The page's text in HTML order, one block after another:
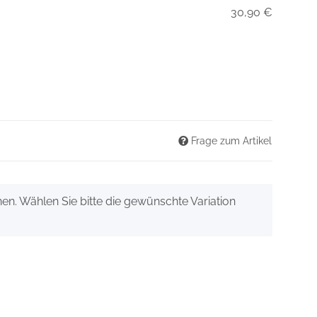
30,90 €
Frage zum Artikel
Wählen Sie bitte die gewünschte Variation